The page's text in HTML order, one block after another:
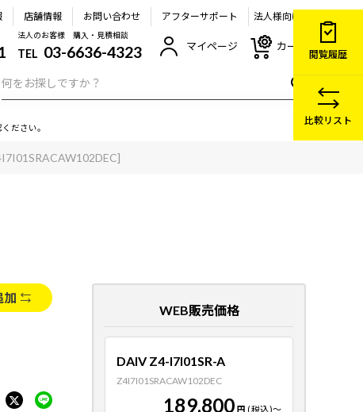
店舗情報 お問い合わせ アフターサポート 法人様向け
法人のお客様 購入・見積相談
TEL 03-6636-4323 マイページ カート
ださい。
加
WEB販売価格
DAIV Z4-I7I01SR-A
Z4I7I01SRACAW102DEC
189,800 円 (税込)～
閲覧履歴
比較リスト